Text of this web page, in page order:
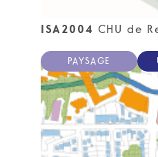
qu'il dispose. Il
séquences …
ISA2004 CHU de
PAYSAGE